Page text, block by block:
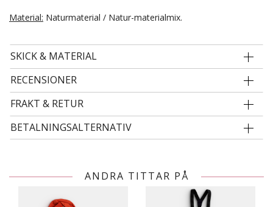
Material: Naturmaterial / Natur-materialmix.
SKICK & MATERIAL
RECENSIONER
FRAKT & RETUR
BETALNINGSALTERNATIV
ANDRA TITTAR PÅ